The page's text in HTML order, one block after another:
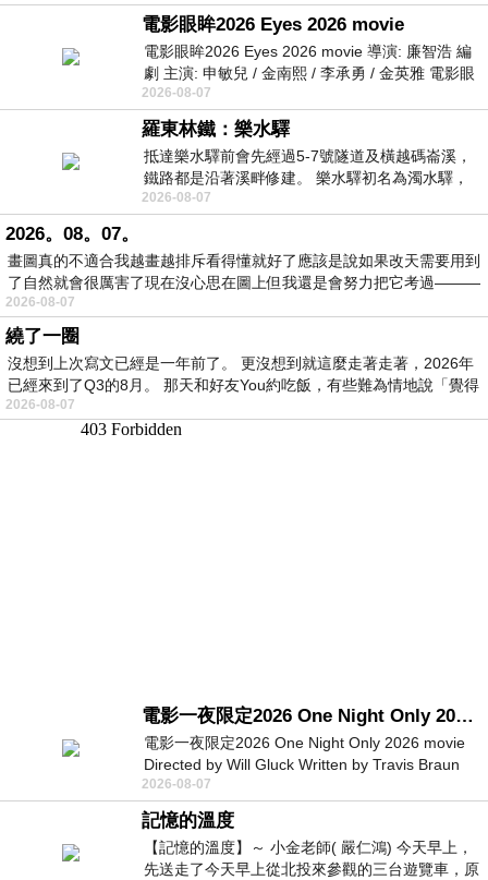
電影眼眸2026 Eyes 2026 movie
電影眼眸2026 Eyes 2026 movie 導演: 廉智浩 編
劇 主演: 申敏兒 / 金南熙 / 李承勇 / 金英雅 電影眼
眸2026描述攝影師徐珍因遺
2026-08-07
羅東林鐵：樂水驛
抵達樂水驛前會先經過5-7號隧道及橫越碼崙溪，
鐵路都是沿著溪畔修建。 樂水驛初名為濁水驛，
但因與臺鐵集集線車站同名，於1953
2026-08-07
2026。08。07。
畫圖真的不適合我越畫越排斥看得懂就好了應該是說如果改天需要用到
了自然就會很厲害了現在沒心思在圖上但我還是會努力把它考過———
2026-08-07
繞了一圈
沒想到上次寫文已經是一年前了。 更沒想到就這麼走著走著，2026年
已經來到了Q3的8月。 那天和好友You約吃飯，有些難為情地說「覺得
2026-08-07
電影一夜限定2026 One Night Only 2026 movie
電影一夜限定2026 One Night Only 2026 movie
Directed by Will Gluck Written by Travis Braun
Starring Monica Barbaro
2026-08-07
記憶的溫度
【記憶的溫度】～ 小金老師( 嚴仁鴻) 今天早上，
先送走了今天早上從北投來參觀的三台遊覽車，原